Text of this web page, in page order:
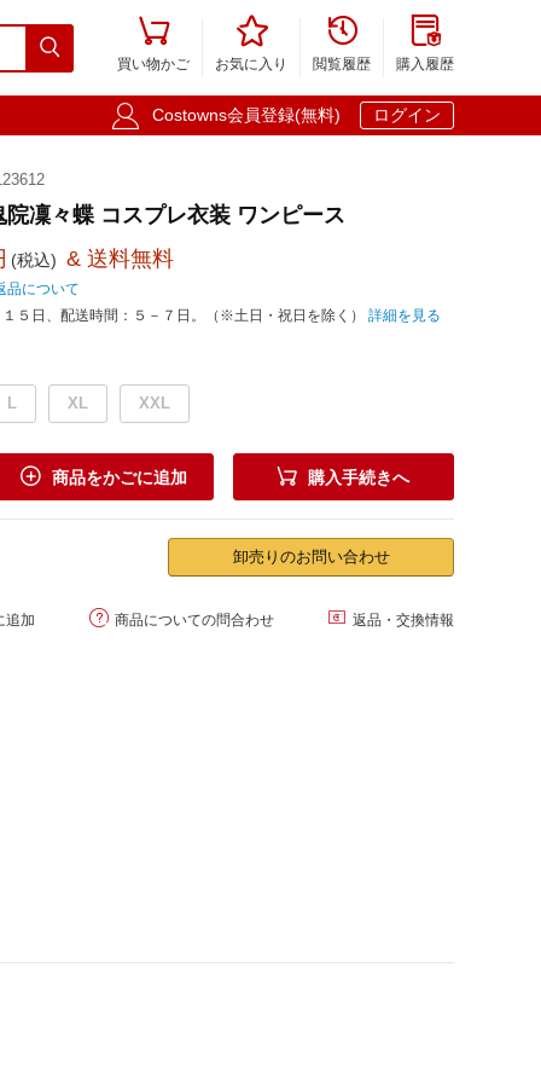


買い物かご

お気に入り

閲覧履歴

購入履歴
 Costowns会員登録(無料) ログイン
凜々蝶 コスプレ衣装 ワンピース
(税込) & 送料無料
品について
５日、配送時間：５－７日。（※土日・祝日を除く） 詳細を見る
L XL XXL
 商品をかごに追加  購入手続きへ
卸売りのお問い合わせ
追加  商品についての問合わせ  返品・交換情報